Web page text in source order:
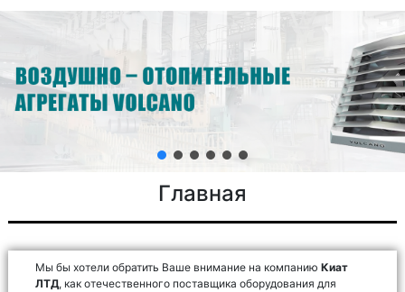
Главная
Мы бы хотели обратить Ваше внимание на компанию Киат
ЛТД, как отечественного поставщика оборудования для